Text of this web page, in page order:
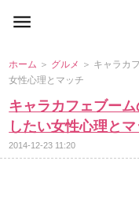
ホーム ＞ グルメ ＞ キャラカ
女性心理とマッチ
キャラカフェブー
したい女性心理と
2014-12-23 11:20